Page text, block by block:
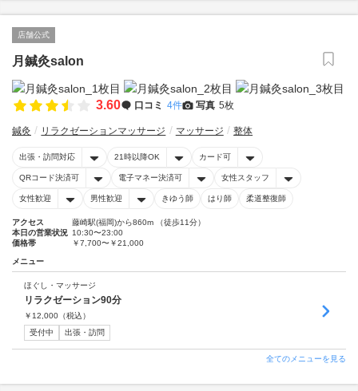
店舗公式
月鍼灸salon
3.60 口コミ 4件 写真 5枚
鍼灸 リラクゼーションマッサージ マッサージ 整体
出張・訪問対応 21時以降OK カード可
QRコード決済可 電子マネー決済可 女性スタッフ
女性歓迎 男性歓迎 きゆう師 はり師 柔道整復師
アクセス
藤崎駅(福岡)から860m （徒歩11分）
本日の営業状況 10:30〜23:00
価格帯
￥7,700〜￥21,000
メニュー
ほぐし・マッサージ
リラクゼーション90分
￥ 12,000 （税込）
受付中
出張・訪問
全てのメニューを見る